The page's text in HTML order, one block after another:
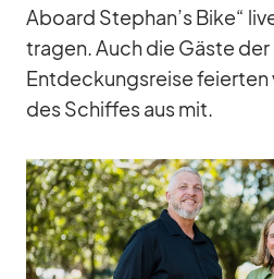
Aboard Stephan’s Bike“
tra­gen. Auch die Gäste
Ent­de­ckungs­reise
des Schif­fes aus mit.